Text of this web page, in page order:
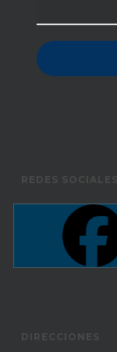
REDES SOCIALES
DIRECCIONES